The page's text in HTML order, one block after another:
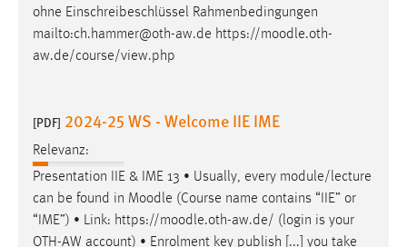
ohne Einschreibeschlüssel Rahmenbedingungen
mailto:ch.hammer@oth-aw.de https://moodle.oth-
aw.de/course/view.php
[PDF] 2024-25 WS - Welcome IIE IME
Relevanz:
Presentation IIE & IME 13 • Usually, every module/lecture
can be found in Moodle (Course name contains “IIE” or
“IME”) • Link: https://moodle.oth-aw.de/ (login is your
OTH-AW account) • Enrolment key publish [...] you take
Zweck:
Das Cookie speichert die gewählte Sprache der Website.
Cookie Laufzeit:
Name:
MibewSessionID, MIBEW_UserID, mibew_locale, mibew-
chat-frame-style-5e9dbeb1811c0446